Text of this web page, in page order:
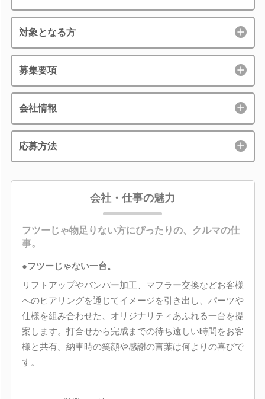
対象となる方
募集要項
会社情報
応募方法
会社・仕事の魅力
フツーじゃ物足りない方にぴったりの、クルマの仕
事。
●フツーじゃない一台。
リフトアップやバンパー加工、マフラー交換などお客様
へのヒアリングを通じてイメージを引き出し、パーツや
仕様を組み合わせた、オリジナリティあふれる一台を提
案します。打合せから完成までの待ち遠しい時間をお客
様と共有。納車時の笑顔や感謝の言葉は何よりの喜びで
す。